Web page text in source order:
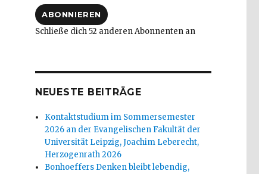
ABONNIEREN
Schließe dich 52 anderen Abonnenten an
NEUESTE BEITRÄGE
Kontaktstudium im Sommersemester
2026 an der Evangelischen Fakultät der
Universität Leipzig, Joachim Leberecht,
Herzogenrath 2026
Bonhoeffers Denken bleibt lebendig,